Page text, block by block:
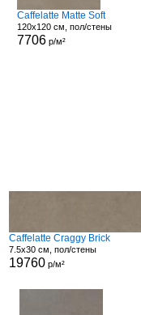
Caffelatte Matte Soft
120x120 см, пол/стены
7706р/м²
Caffelatte Craggy Brick
7.5x30 см, пол/стены
19760 р/м²